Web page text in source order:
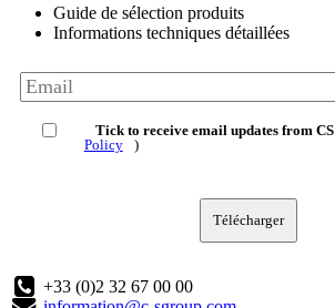
Guide de sélection produits
Informations techniques détaillées
Tick to receive email updates from CS
Policy
)
Télécharger
+33 (0)2 32 67 00 00